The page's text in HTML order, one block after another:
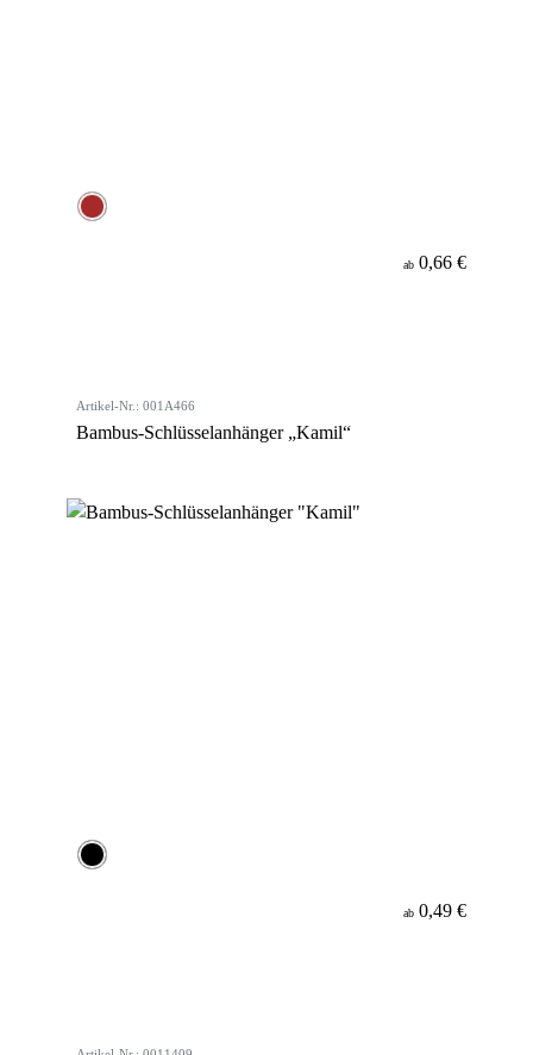
ab 0,66 €
Artikel-Nr.: 001A466
Bambus-Schlüsselanhänger „Kamil“
ab 0,49 €